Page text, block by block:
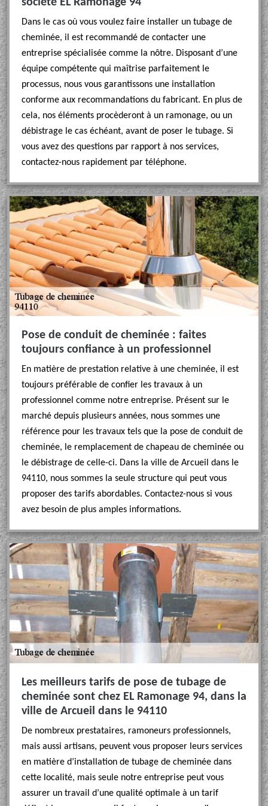
société EL Ramonage 94
Dans le cas où vous voulez faire installer un tubage de
cheminée, il est recommandé de contacter une
entreprise spécialisée comme la nôtre. Disposant d’une
équipe compétente qui maîtrise parfaitement le
processus, nous vous garantissons une installation
conforme aux recommandations du fabricant. En plus de
cela, nos éléments procèderont à un ramonage, ou un
débistrage le cas échéant, avant de poser le tubage. Si
vous avez des questions par rapport à nos services,
contactez-nous rapidement par téléphone.
Pose de conduit de cheminée : faites
toujours confiance à un professionnel
En matière de prestation relative à une cheminée, il est
toujours préférable de confier les travaux à un
professionnel comme notre entreprise. Présent sur le
marché depuis plusieurs années, nous sommes une
référence pour les travaux tels que la pose de conduit de
cheminée, le remplacement de chapeau de cheminée ou
le débistrage de celle-ci. Dans la ville de Arcueil dans le
94110, nous sommes la seule structure qui peut vous
proposer des tarifs abordables. Contactez-nous si vous
avez besoin de plus amples informations.
Les meilleurs tarifs de pose de tubage de
cheminée sont chez EL Ramonage 94, dans la
ville de Arcueil dans le 94110
De nombreux prestataires, ramoneurs professionnels,
mais aussi artisans, peuvent vous proposer leurs services
en matière d’installation de tubage de cheminée dans
cette localité, mais seule notre entreprise peut vous
assurer un travail d’une qualité optimale à un tarif